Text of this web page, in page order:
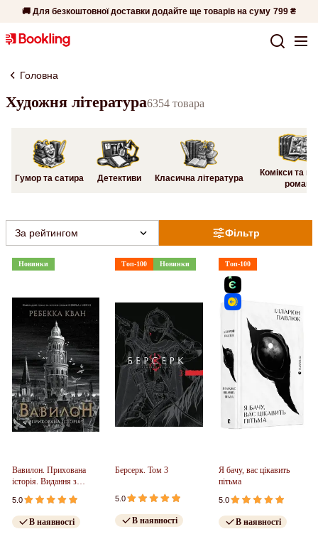
🚚 Для безкоштовної доставки додайте ще товарів на суму 799 ₴
Головна
Художня література6354 товара
Гумор та сатира Детективи Класична література
Комікси та
романи
Фільтр
За рейтингом
Новинки
Вавилон. Прихована
історія. Видання з
ілюстрованим зрізом
(у)
5.0
В наявності
Топ-100 Новинки
Берсерк. Том 3
5.0
В наявності
Топ-100
Я бачу, вас цікавить
пітьма
5.0
В наявності